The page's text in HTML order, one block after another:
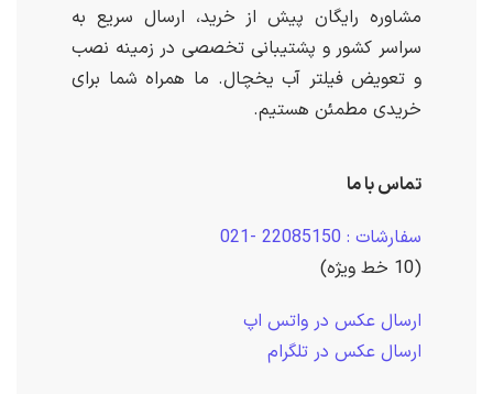
مشاوره رایگان پیش از خرید، ارسال سریع به
سراسر کشور و پشتیبانی تخصصی در زمینه نصب
و تعویض فیلتر آب یخچال. ما همراه شما برای
خریدی مطمئن هستیم.
تماس با ما
سفارشات : 22085150 -021
(10 خط ویژه)
ارسال عکس در واتس اپ
ارسال عکس در تلگرام